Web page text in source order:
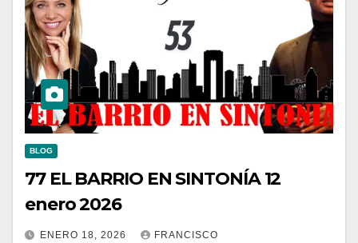
BLOG
77 EL BARRIO EN SINTONÍA 12
enero 2026
ENERO 18, 2026 FRANCISCO